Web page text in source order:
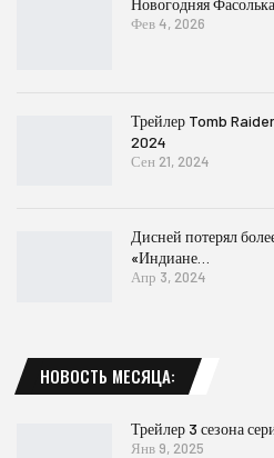
Фев 4, 2026
Трейлер Tomb
2024
Сен 21, 2024
Дисней потерял
«Индиане…
Апр 3, 2024
НОВОСТЬ МЕСЯЦА:
Трейлер 3 сезона
Янв 9, 2025